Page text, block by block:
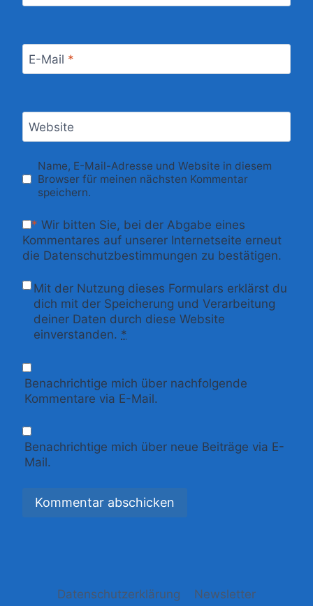
E-Mail *
Website
Name, E-Mail-Adresse und Website in diesem
Browser für meinen nächsten Kommentar
speichern.
* Wir bitten Sie, bei der Abgabe eines
Kommentares auf unserer Internetseite erneut
die Datenschutzbestimmungen zu bestätigen.
Mit der Nutzung dieses Formulars erklärst du
dich mit der Speicherung und Verarbeitung
deiner Daten durch diese Website
einverstanden. *
Benachrichtige mich über nachfolgende
Kommentare via E-Mail.
Benachrichtige mich über neue Beiträge via E-
Mail.
Datenschutzerklärung Newsletter